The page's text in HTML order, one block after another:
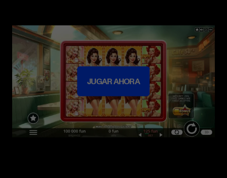
JUGAR AHORA